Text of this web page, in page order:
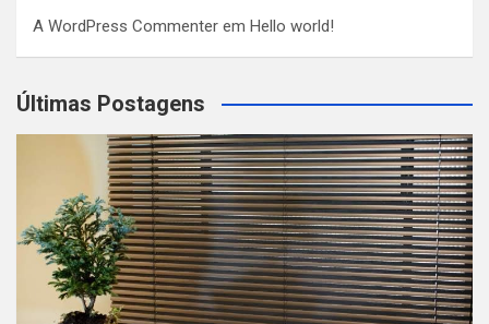
A WordPress Commenter em Hello world!
Últimas Postagens